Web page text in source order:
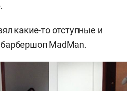
какие-то отступные и
MadMan.